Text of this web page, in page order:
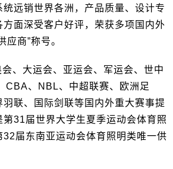
远销世界各洲，产品质量、设计专
方面深受客户好评，荣获多项国内外
应商”称号。
、大运会、亚运会、军运会、世中
CBA、NBL、中超联赛、欧洲足
联、国际剑联等国内外重大赛事提
31届世界大学生夏季运动会体育照
32届东南亚运动会体育照明类唯一供